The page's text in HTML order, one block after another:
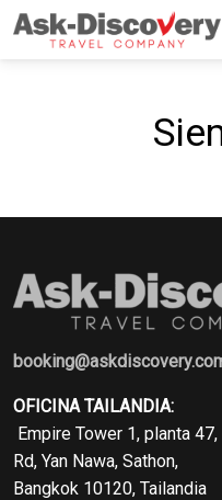
OFICINA TAILANDIA:
Empire Tower 1, planta
Rd, Yan Nawa, Sathon,
Bangkok 10120, Tailandia